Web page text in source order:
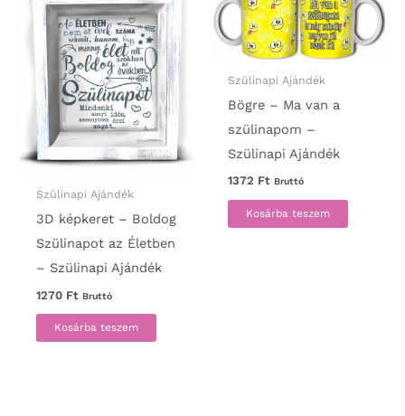
Szülinapi Ajándék
3D képkeret – Boldog
Szülinapot az Életben
– Szülinapi Ajándék
1270 Ft Bruttó
Kosárba teszem
Szülinapi Ajándék
Bögre – Ma van a
szülinapom –
Szülinapi Ajándék
1372 Ft Bruttó
Kosárba teszem